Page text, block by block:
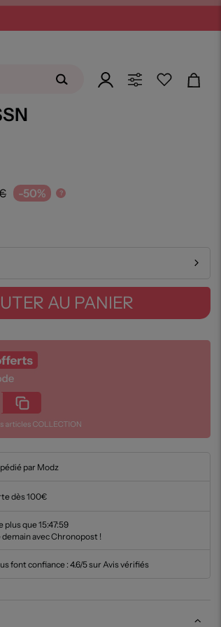
-50% ?
AU PANIER
par Modz
dès 100€
plus que15:47:58
avec Chronopost !
font confiance :4.6/5 sur Avis vérifiés